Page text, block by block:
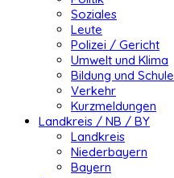
Soziales
Leute
Polizei / Gericht
Umwelt und Klima
Bildung und Schule
Verkehr
Kurzmeldungen
Landkreis / NB / BY
Landkreis
Niederbayern
Bayern